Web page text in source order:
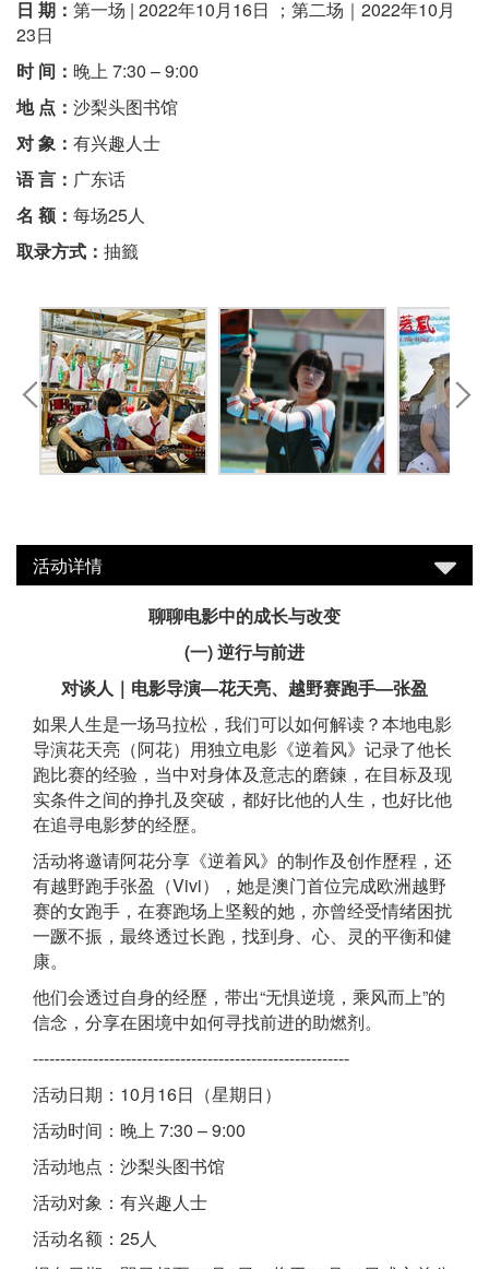
日 期： 第一场 | 2022年10月16日 ；第二场｜2022年10月
23日
时 间： 晚上 7:30 – 9:00
地 点： 沙梨头图书馆
对 象： 有兴趣人士
语 言： 广东话
名 额： 每场25人
取录方式： 抽籤
活动详情
聊聊电影中的成长与改变
(一) 逆行与前进
对谈人｜电影导演—花天亮、越野赛跑手—张盈
如果人生是一场马拉松，我们可以如何解读？本地电影
导演花天亮（阿花）用独立电影《逆着风》记录了他长
跑比赛的经验，当中对身体及意志的磨鍊，在目标及现
实条件之间的挣扎及突破，都好比他的人生，也好比他
在追寻电影梦的经歷。
活动将邀请阿花分享《逆着风》的制作及创作歷程，还
有越野跑手张盈（Vivi），她是澳门首位完成欧洲越野
赛的女跑手，在赛跑场上坚毅的她，亦曾经受情绪困扰
一蹶不振，最终透过长跑，找到身、心、灵的平衡和健
康。
他们会透过自身的经歷，带出“无惧逆境，乘风而上”的
信念，分享在困境中如何寻找前进的助燃剂。
----------------------------------------------------------
活动日期：10月16日（星期日）
活动时间：晚上 7:30 – 9:00
活动地点：沙梨头图书馆
活动对象：有兴趣人士
活动名额：25人